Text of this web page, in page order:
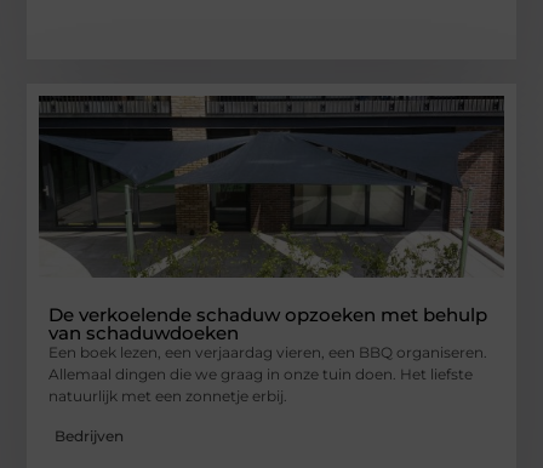
De verkoelende schaduw opzoeken met behulp
van schaduwdoeken
Een boek lezen, een verjaardag vieren, een BBQ organiseren.
Allemaal dingen die we graag in onze tuin doen. Het liefste
natuurlijk met een zonnetje erbij.
Bedrijven